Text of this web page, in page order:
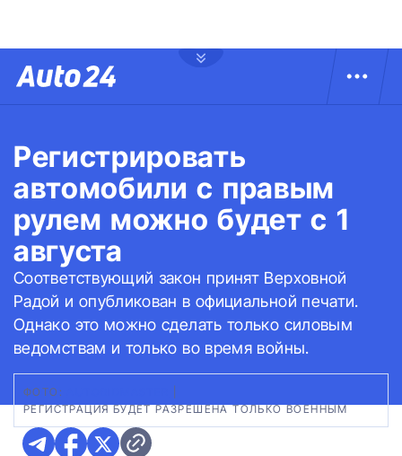
Регистрировать
автомобили с правым
рулем можно будет с 1
августа
Соответствующий закон принят Верховной
Радой и опубликован в официальной печати.
Однако это можно сделать только силовым
ведомствам и только во время войны.
ФОТО:
РЕГИСТРАЦИЯ БУДЕТ РАЗРЕШЕНА ТОЛЬКО ВОЕННЫМ